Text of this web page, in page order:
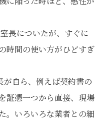
長についたが、すぐに
時間の使い方がひどすぎ
自ら、例えば契約書の
証憑一つから直接、現場
。いろいろな業者との細